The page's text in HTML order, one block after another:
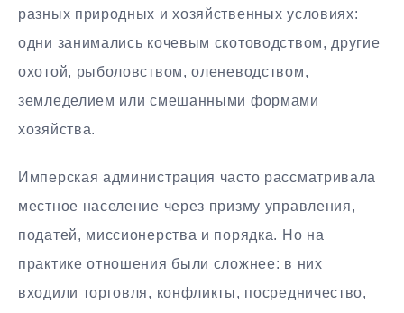
разных природных и хозяйственных условиях:
одни занимались кочевым скотоводством, другие
охотой, рыболовством, оленеводством,
земледелием или смешанными формами
хозяйства.
Имперская администрация часто рассматривала
местное население через призму управления,
податей, миссионерства и порядка. Но на
практике отношения были сложнее: в них
входили торговля, конфликты, посредничество,